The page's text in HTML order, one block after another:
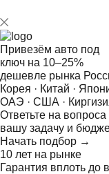
Привезём авто под
ключ на 10–25%
дешевле рынка
Корея · Китай ·
ОАЭ · США ·
Ответьте на
вашу задачу и
Начать подбор →
10 лет на рынке
Гарантия вплоть до